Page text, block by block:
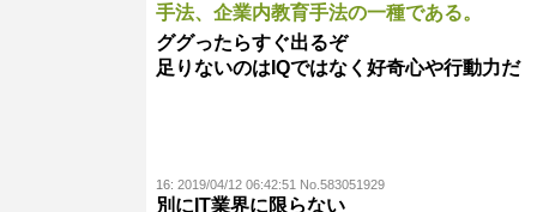
手法、企業内教育手法の一種である。
ググったらすぐ出るぞ
足りないのはIQではなく好奇心や行動力だ
16: 2019/04/12 06:42:51 No.583051929
別にIT業界に限らない